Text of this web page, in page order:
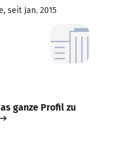
seit Jan. 2015
ganze Profil zu